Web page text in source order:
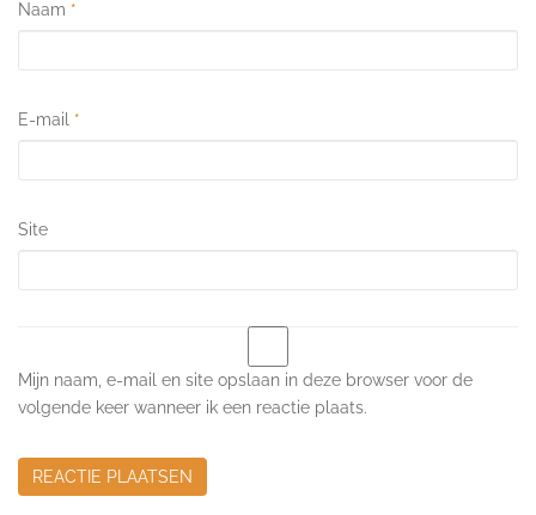
Naam *
E-mail *
Site
Mijn naam, e-mail en site opslaan in deze browser voor de
volgende keer wanneer ik een reactie plaats.